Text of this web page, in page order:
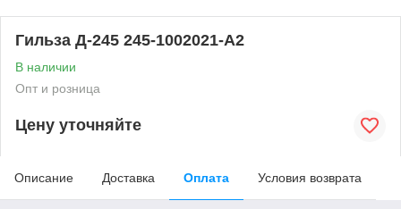
Гильза Д-245 245-1002021-А2
В наличии
Опт и розница
Цену уточняйте
Описание Доставка Оплата Условия возврата